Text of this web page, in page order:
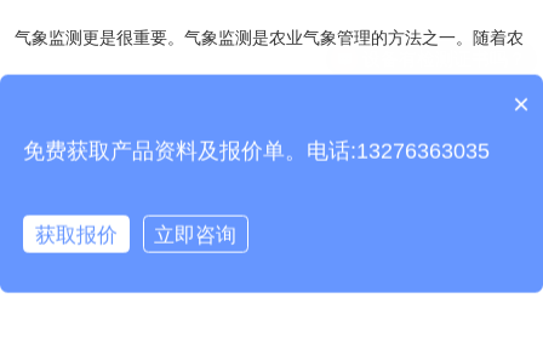
气象监测更是很重要。 气象监测是农业气象管理的方法之一。随着农
象站监测农业生产环境，满足环境监测的需要。
产品包含安装吗？
×
免费获取产品资料及报价单。电话:13276363035
获取报价 立即咨询